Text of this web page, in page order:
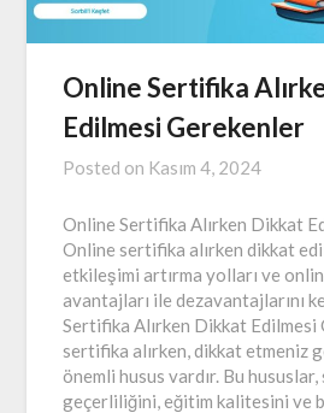
Online Sertifika
Edilmesi Gerekenler
Posted on Kasım 4, 2024
Online Sertifika Alırken Dikkat
Online sertifika alırken dikkat
etkileşimi artırma yolları ve
avantajları ile dezavantajlarını
Sertifika Alırken Dikkat Edilmesi
sertifika alırken, dikkat etmeniz
önemli husus vardır. Bu
geçerliliğini, eğitim kalitesini ve